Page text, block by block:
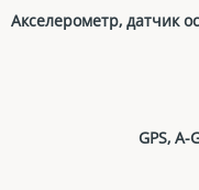
Акселерометр, датчик
GPS, A-